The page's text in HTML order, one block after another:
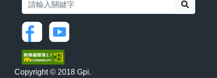
Copyright © 2018 Gpi.